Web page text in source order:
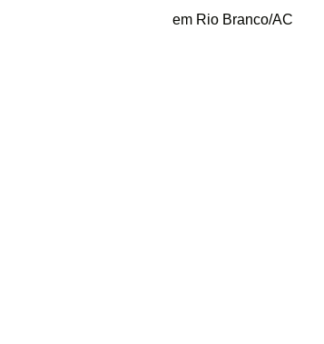
em Rio Branco/AC